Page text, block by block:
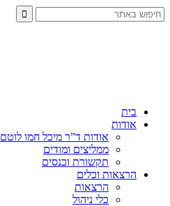
בית
אודות
אודות ד”ר מיכל חמו לוטם
ממליצים ומודים
תקשורת וכנסים
הרצאות וכלים
הרצאות
כלי ניהול